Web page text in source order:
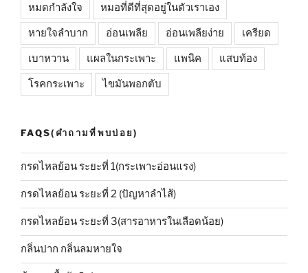
หมดกำลังใจ หมอที่ดีที่สุดอยู่ในตัวเราเอง
หายใจลำบาก อ่อนเพลีย อ่อนเพลียง่าย เครียด
เบาหวาน แผลในกระเพาะ แพนิค แสบท้อง
โรคกระเพาะ ไขมันพอกตับ
FAQS(คำถามที่พบบ่อย)
กรดไหลย้อน ระยะที่ 1(กระเพาะอ่อนแรง)
กรดไหลย้อน ระยะที่ 2 (ปัญหาลำไส้)
กรดไหลย้อน ระยะที่ 3(สารอาหารในเลือดน้อย)
กลิ่นปาก กลิ่นลมหายใจ